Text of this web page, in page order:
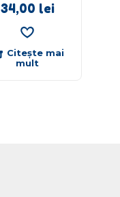
34,00 lei
Citește mai
mult